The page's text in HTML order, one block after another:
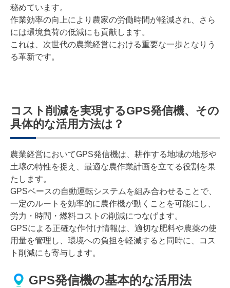
秘めています。
作業効率の向上により農家の労働時間が軽減され、さら
には環境負荷の低減にも貢献します。
これは、次世代の農業経営における重要な一歩となりう
る革新です。
コスト削減を実現するGPS発信機、その
具体的な活用方法は？
農業経営においてGPS発信機は、耕作する地域の地形や
土壌の特性を捉え、最適な農作業計画を立てる役割を果
たします。
GPSベースの自動運転システムを組み合わせることで、
一定のルートを効率的に農作機が動くことを可能にし、
労力・時間・燃料コストの削減につなげます。
GPSによる正確な作付け情報は、適切な肥料や農薬の使
用量を管理し、環境への負担を軽減すると同時に、コス
ト削減にも寄与します。
GPS発信機の基本的な活用法